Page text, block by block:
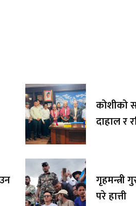
कोशीको
दाहाल र
गृहमन्त्री
परे हात्ती